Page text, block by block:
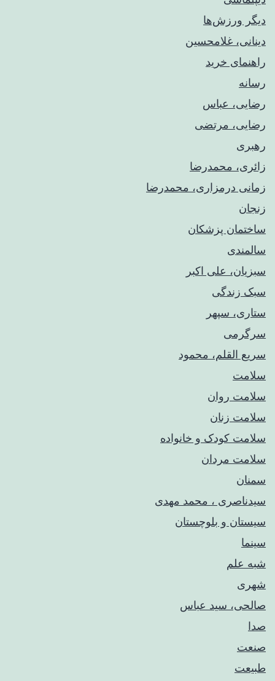
دیگر ورزش‌ها
دینانی، غلامحسین
راهنمای خريد
رسانه
رضایی، عباس
رضایی، مرتضی
رهبری
زائری، محمدرضا
زمانی درمزاری، محمدرضا
زنجان
ساختمان پزشکان
سالمندی
سبزیان، علی اکبر
سبک زندگی
ستاری، سپهر
سرگرمی
سریع القلم، محمود
سلامت
سلامت روان
سلامت زنان
سلامت کودک‌ و خانواده
سلامت مردان
سمنان
سیدناصری ، محمد مهدی
سیستان و بلوچستان
سینما
شبه علم
شهری
صالحی، سید عباس
صدا
صنعت
طبیعت